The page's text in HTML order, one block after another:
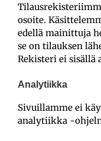
osoite.
edellä mainittuja
se on tilauksen
Rekisteri ei sisällä
Analytiikka
Sivuillamme ei
analytiikka -